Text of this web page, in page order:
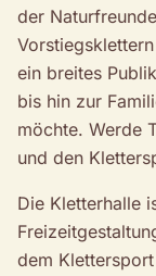
der
ein breites
bis hin zur
möchte. Werde
und den
Die Kletterhalle
dem